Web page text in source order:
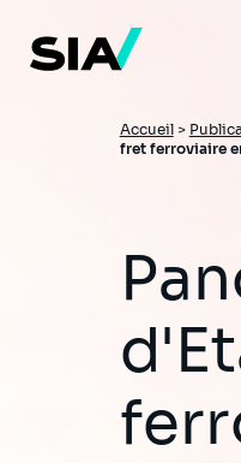
contenu
principal
Fil
Accueil>
fret ferroviaire
Panorama des aides